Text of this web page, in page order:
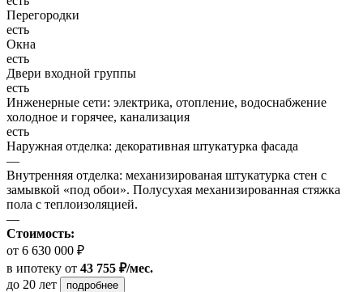
Перегородки
есть
Окна
есть
Двери входной группы
есть
Инженерные сети: электрика, отопление, водоснабжение
холодное и горячее, канализация
есть
Наружная отделка: декоративная штукатурка фасада
—
Внутренняя отделка: механизированая штукатурка стен с
замывкой «под обои». Полусухая механизированная стяжка
пола с теплоизоляцией.
—
Стоимость:
от 6 630 000 ₽
в ипотеку от 43 755 ₽/мес.
до 20 лет
подробнее